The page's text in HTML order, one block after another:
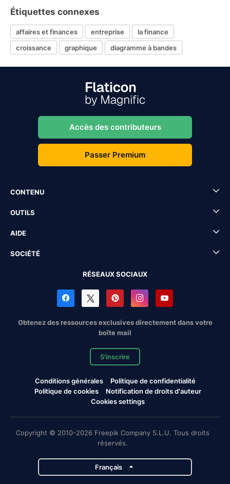
Étiquettes connexes
affaires et finances entreprise
la finance
croissance
graphique diagramme à bandes
Accès des contributeurs
Passer Premium
CONTENU
OUTILS
AIDE
SOCIÉTÉ
RÉSEAUX SOCIAUX
Obtenez des ressources exclusives directement dans votre
boîte mail
S'inscrire
Conditions générales
Politique de confidentialité
Politique de cookies
Notification de droits d'auteur
Cookies settings
Copyright © 2010-2026 Freepik Company S.L.U. Tous droits
réservés.
Français